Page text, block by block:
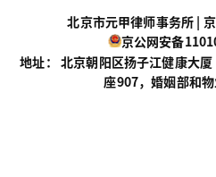
北京市元甲律师事务所 |
京公网安备
地址： 北京朝阳区扬子江健康大
座907，婚姻部和物